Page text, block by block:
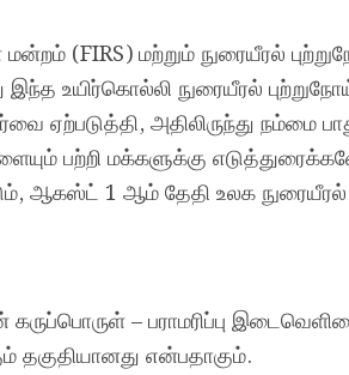
(FIRS) மற்றும் நுரையீரல்
உயிர்கொல்லி நுரையீரல்
ஏற்படுத்தி, அதிலிருந்து நம்மை
பற்றி மக்களுக்கு
1 ஆம் தேதி உலக நுரையீரல்
– பராமரிப்பு
தகுதியானது என்பதாகும்.